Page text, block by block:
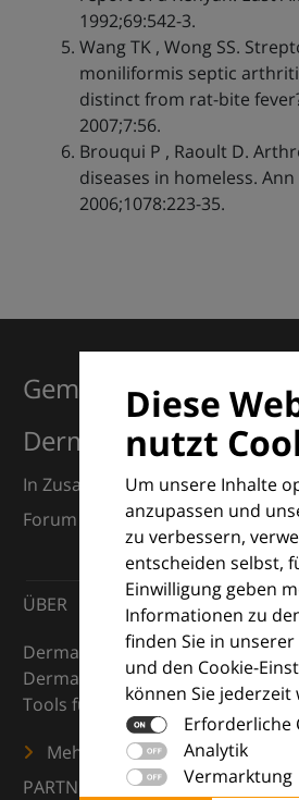
1992;69:542-3.
Wang TK , Wong SS.
moniliformis septic
distinct from rat-bite
2007;7:56.
Brouqui P , Raoult D.
diseases in homeless. Ann
2006;1078:223-35.
Diese
nutzt
Um unsere Inhalte
anzupassen und
zu verbessern,
entscheiden selbst,
Einwilligung geben
Informationen zu
finden Sie in
und den Cookie-
können Sie
Erforderliche
Analytik
Vermarktung
Gemeinsam für
Dermatologie
In Zusammenarbeit mit dem
Forum (EDF) und Euroderm
ÜBER
DermaCompass ist Ihr digitaler
Dermatologie – mit Wissen,
Tools für den klinischen Alltag.
Mehr erfahren
PARTNER